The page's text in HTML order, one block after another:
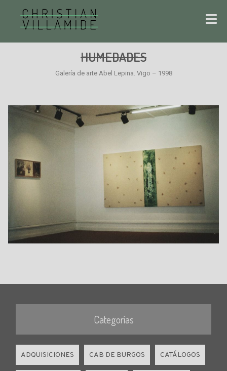
HUMEDADES
Galería de arte Abel Lepina. Vigo – 1998
Categorías
ADQUISICIONES CAB DE BURGOS CATÁLOGOS